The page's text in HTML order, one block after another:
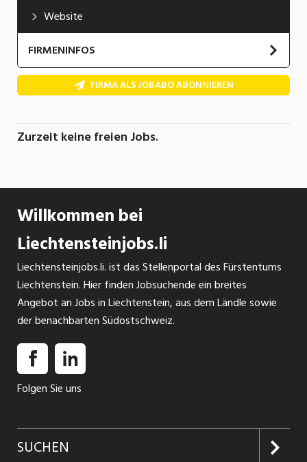
Website
FIRMENINFOS
FIRMA ALS JOBABO ABONNIEREN
Zurzeit keine freien Jobs.
Willkommen bei
Liechtensteinjobs.li
Liechtensteinjobs.li. ist das Stellenportal des Fürstentums
Liechtenstein. Hier finden Jobsuchende ein breites
Angebot an Jobs in Liechtenstein, aus dem Ländle sowie
der benachbarten Südostschweiz.
Folgen Sie uns
SUCHEN